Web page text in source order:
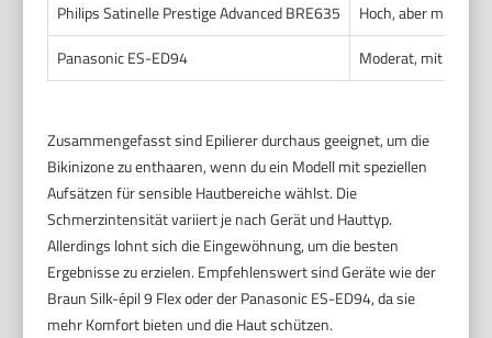
Philips Satinelle Prestige Advanced BRE635
Hoch, aber mit
Panasonic ES-ED94
Moderat, mit
Zusammengefasst sind Epilierer durchaus geeignet, um die
Bikinizone zu enthaaren, wenn du ein Modell mit speziellen
Aufsätzen für sensible Hautbereiche wählst. Die
Schmerzintensität variiert je nach Gerät und Hauttyp.
Allerdings lohnt sich die Eingewöhnung, um die besten
Ergebnisse zu erzielen. Empfehlenswert sind Geräte wie der
Braun Silk-épil 9 Flex oder der Panasonic ES-ED94, da sie
mehr Komfort bieten und die Haut schützen.